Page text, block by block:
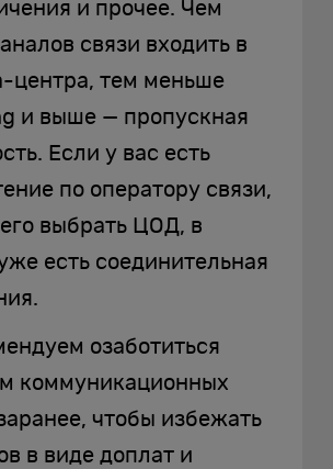
и прочее. Чем
связи входить в
центра, тем меньше
и выше — пропускная
Если у вас есть
по оператору связи,
выбрать ЦОД, в
есть соединительная
озаботиться
коммуникационных
чтобы избежать
в виде доплат и